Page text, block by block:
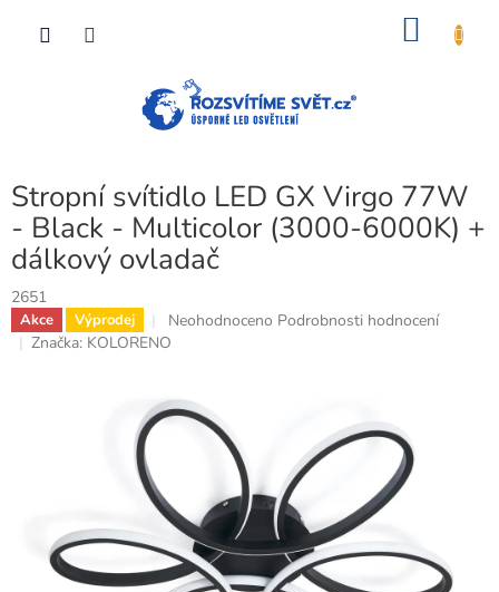
Stropní svítidlo LED GX Virgo 77W
- Black - Multicolor (3000-6000K) +
dálkový ovladač
2651
Akce Výprodej
Průměrné
hodnocení
0,0
z
hvězdiček.
Neohodnoceno Podrobnosti hodnocení
Značka: KOLORENO